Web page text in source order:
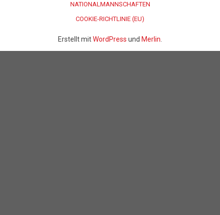
NATIONALMANNSCHAFTEN
COOKIE-RICHTLINIE (EU)
Erstellt mitWordPress und Merlin